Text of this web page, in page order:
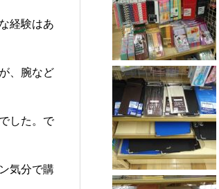
経験はあ
、腕など
した。で
気分で購